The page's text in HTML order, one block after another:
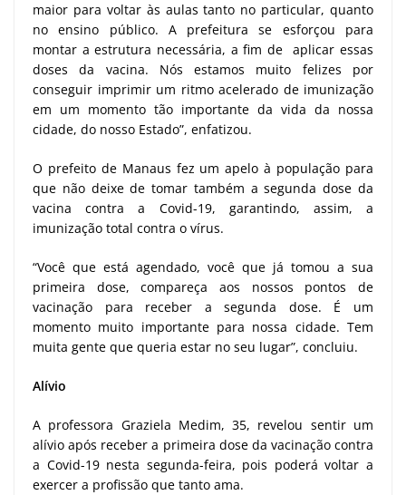
maior para voltar às aulas tanto no particular, quanto
no ensino público. A prefeitura se esforçou para
montar a estrutura necessária, a fim de aplicar essas
doses da vacina. Nós estamos muito felizes por
conseguir imprimir um ritmo acelerado de imunização
em um momento tão importante da vida da nossa
cidade, do nosso Estado”, enfatizou.
O prefeito de Manaus fez um apelo à população para
que não deixe de tomar também a segunda dose da
vacina contra a Covid-19, garantindo, assim, a
imunização total contra o vírus.
“Você que está agendado, você que já tomou a sua
primeira dose, compareça aos nossos pontos de
vacinação para receber a segunda dose. É um
momento muito importante para nossa cidade. Tem
muita gente que queria estar no seu lugar”, concluiu.
Alívio
A professora Graziela Medim, 35, revelou sentir um
alívio após receber a primeira dose da vacinação contra
a Covid-19 nesta segunda-feira, pois poderá voltar a
exercer a profissão que tanto ama.